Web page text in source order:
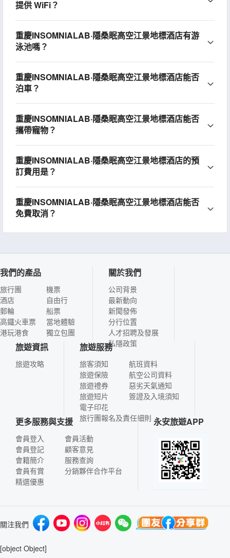
提供 WiFi？
重慶INSOMNIALAB·隱桑眠高空江景地標酒店有游
泳池嗎？
重慶INSOMNIALAB·隱桑眠高空江景地標酒店能否
泊車？
重慶INSOMNIALAB·隱桑眠高空江景地標酒店能否
攜帶寵物？
重慶INSOMNIALAB·隱桑眠高空江景地標酒店的預
訂費用是？
重慶INSOMNIALAB·隱桑眠高空江景地標酒店能否
免費取消？
我們的產品
旅行團
酒店
郵輪
高鐵火車票
港玩港食
機票
自由行
船票
當地體驗
獨立包團
關於我們
公司背景
最新動向
新聞發佈
分行位置
人才招聘及發展
私隱政策
旅遊資訊
旅遊攻略
旅遊服務
旅客須知
旅遊保險
旅遊禮券
旅遊短片
電子印花
航班資料
航空公司資料
惡劣天氣通知
簽證及入境須知
旅行團報名及責任細則
更多服務與支援
會員登入
會員登記
會籍簡介
會員有賞
精選優惠
會員活動
顧客意見
服務查詢
分銷夥伴合作平台
永安旅遊APP
關注我們
[object Object]